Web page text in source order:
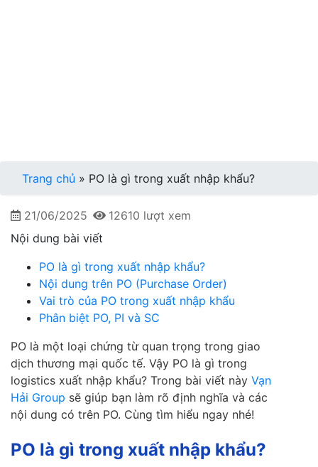
Trang chủ » PO là gì trong xuất nhập khẩu?
21/06/2025
12610 lượt xem
Nội dung bài viết
PO là gì trong xuất nhập khẩu?
Nội dung trên PO (Purchase Order)
Vai trò của PO trong xuất nhập khẩu
Phân biệt PO, PI và SC
PO là một loại chứng từ quan trọng trong giao
dịch thương mại quốc tế. Vậy PO là gì trong
logistics xuất nhập khẩu? Trong bài viết này Vạn
Hải Group sẽ giúp bạn làm rõ định nghĩa và các
nội dung có trên PO. Cùng tìm hiểu ngay nhé!
PO là gì trong xuất nhập khẩu?